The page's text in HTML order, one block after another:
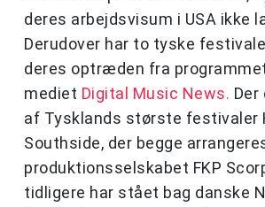
deres arbejdsvisum i USA ikke
Derudover har to tyske
deres optræden fra
mediet Digital Music News.
af Tysklands største festivaler
Southside, der begge
produktionsselskabet FKP
tidligere har stået bag danske